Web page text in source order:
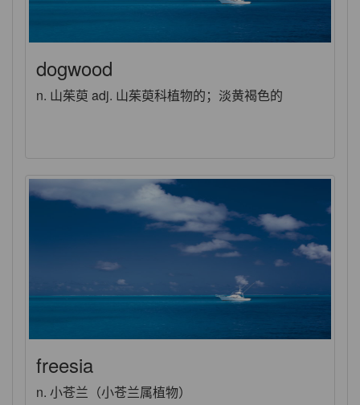
dogwood
n. 山茱萸 adj. 山茱萸科植物的；淡黄褐色的
freesia
n. 小苍兰（小苍兰属植物）